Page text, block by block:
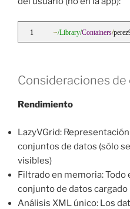
~/Library/Containers/
Consideraciones de
Rendimiento
LazyVGrid:
conjuntos de datos (sólo
visibles)
Filtrado en memoria: Todo
conjunto de datos cargado
Análisis XML único: Los